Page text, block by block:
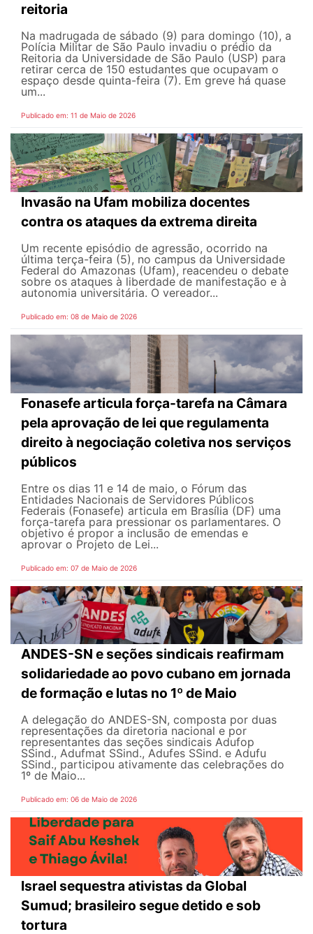
reitoria
Na madrugada de sábado (9) para domingo (10), a
Polícia Militar de São Paulo invadiu o prédio da
Reitoria da Universidade de São Paulo (USP) para
retirar cerca de 150 estudantes que ocupavam o
espaço desde quinta-feira (7). Em greve há quase
um...
Publicado em: 11 de Maio de 2026
Invasão na Ufam mobiliza docentes
contra os ataques da extrema direita
Um recente episódio de agressão, ocorrido na
última terça-feira (5), no campus da Universidade
Federal do Amazonas (Ufam), reacendeu o debate
sobre os ataques à liberdade de manifestação e à
autonomia universitária. O vereador...
Publicado em: 08 de Maio de 2026
Fonasefe articula força-tarefa na Câmara
pela aprovação de lei que regulamenta
direito à negociação coletiva nos serviços
públicos
Entre os dias 11 e 14 de maio, o Fórum das
Entidades Nacionais de Servidores Públicos
Federais (Fonasefe) articula em Brasília (DF) uma
força-tarefa para pressionar os parlamentares. O
objetivo é propor a inclusão de emendas e
aprovar o Projeto de Lei...
Publicado em: 07 de Maio de 2026
ANDES-SN e seções sindicais reafirmam
solidariedade ao povo cubano em jornada
de formação e lutas no 1º de Maio
A delegação do ANDES-SN, composta por duas
representações da diretoria nacional e por
representantes das seções sindicais Adufop
SSind., Adufmat SSind., Adufes SSind. e Adufu
SSind., participou ativamente das celebrações do
1º de Maio...
Publicado em: 06 de Maio de 2026
Israel sequestra ativistas da Global
Sumud; brasileiro segue detido e sob
tortura